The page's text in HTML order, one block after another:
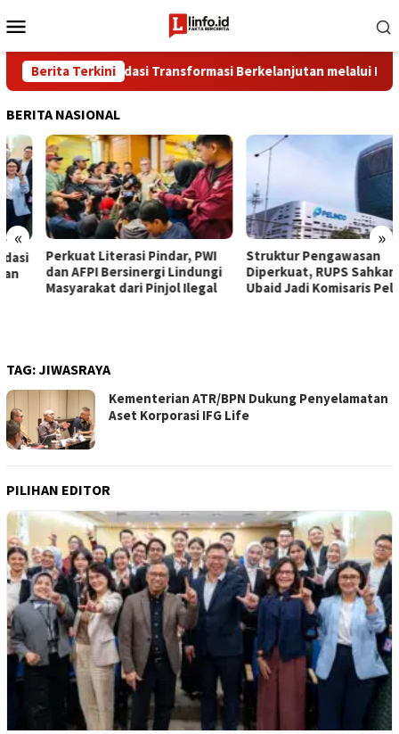
ke
Mobile
Berita Terkini
Perkuat Fondasi Transformasi Berkelanjutan melalui
BERITA NASIONAL
« »
Perkuat Literasi Pindar, PWI
dan AFPI Bersinergi Lindungi
Masyarakat dari Pinjol Ilegal
​Struktur Pengawasan
Diperkuat, RUPS Sahkan Gus
Ubaid Jadi Komisaris Pelindo
TAG:JIWASRAYA
Kementerian ATR/BPN Dukung Penyelamatan
Aset Korporasi IFG Life
PILIHAN EDITOR